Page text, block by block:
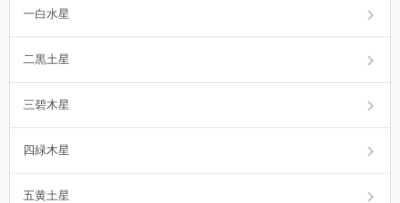
一白水星
二黒土星
三碧木星
四緑木星
五黄土星